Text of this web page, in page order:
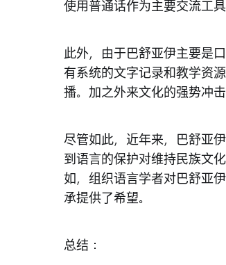
使用普通话作为主要交流工
此外，由于巴舒亚伊主要是
有系统的文字记录和教学资
播。加之外来文化的强势冲
尽管如此，近年来，巴舒亚
到语言的保护对维持民族文
如，组织语言学者对巴舒亚
承提供了希望。
总结：